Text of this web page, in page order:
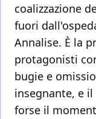
coalizzazione
fuori
Annalise. È la
protagonisti
bugie e
insegnante, e
forse il